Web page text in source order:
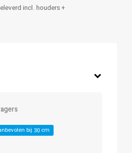
incl. houders +
bij 30 cm